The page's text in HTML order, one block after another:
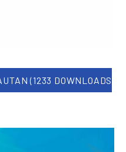
(1233 DOWNLOADS